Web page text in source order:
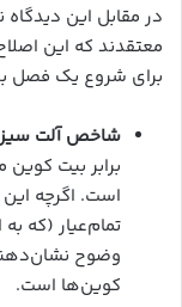
در مقابل این دیدگاه
معتقدند که این
برای شروع یک فصل
شاخص آلت
برابر بیت
است. اگرچه
وضوح
کوین‌ها است.